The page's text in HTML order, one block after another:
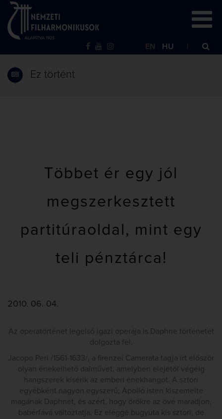
EN HU
Ez történt
Többet ér egy jól
megszerkesztett
partitúraoldal, mint egy
teli pénztárca!
2010. 06. 04.
Az operatörténet legelső igazi operája is Daphne történetét
dolgozta fel.
Jacopo Peri /1561-1633/, a firenzei Camerata tagja írt először
olyan énekelhető dalművet, amelyben elejétől végéig
hangszerek kísérik az emberi énekhangot. A sztori
egyébként nagyon egyszerű; Apolló isten kiszemelte
magának Daphnét, és azért, hogy örökre az övé maradjon,
babérfává változtatja. Ez eléggé bugyuta kis sztori, de